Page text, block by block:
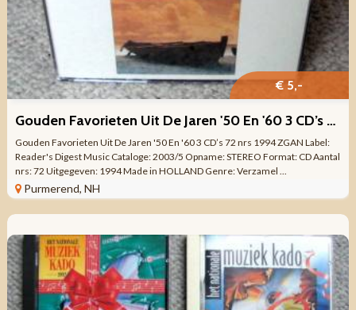
€ 5,-
Gouden Favorieten Uit De Jaren '50 En '60 3 CD’s 72 nrs 1994
Gouden Favorieten Uit De Jaren '50 En '60 3 CD’s 72 nrs 1994 ZGAN Label:
Reader's Digest Music Cataloge: 2003/5 Opname: STEREO Format: CD Aantal
nrs: 72 Uitgegeven: 1994 Made in HOLLAND Genre: Verzamel ...
Purmerend, NH